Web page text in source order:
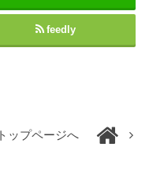
feedly
トップページへ